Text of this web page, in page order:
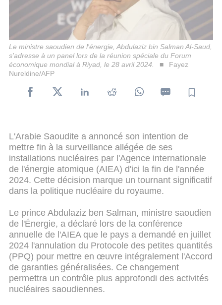
Le ministre saoudien de l'énergie, Abdulaziz bin Salman Al-Saud,
s'adresse à un panel lors de la réunion spéciale du Forum
économique mondial à Riyad, le 28 avril 2024.
Fayez
Nureldine/AFP
L'Arabie Saoudite a annoncé son intention de
mettre fin à la surveillance allégée de ses
installations nucléaires par l'Agence internationale
de l'énergie atomique (AIEA) d'ici la fin de l'année
2024. Cette décision marque un tournant significatif
dans la politique nucléaire du royaume.
Le prince Abdulaziz ben Salman, ministre saoudien
de l'Énergie, a déclaré lors de la conférence
annuelle de l'AIEA que le pays a demandé en juillet
2024 l'annulation du Protocole des petites quantités
(PPQ) pour mettre en œuvre intégralement l'Accord
de garanties généralisées. Ce changement
permettra un contrôle plus approfondi des activités
nucléaires saoudiennes.